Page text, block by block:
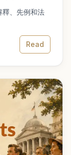
釋、先例和法
Read